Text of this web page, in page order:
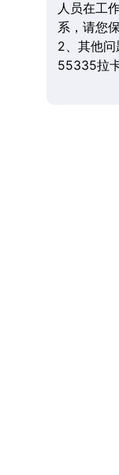
人员在工
系，请您
2、其他
55335拉